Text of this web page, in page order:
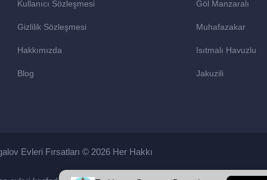
Kullanıcı Sözleşmesi
Gizlilik Sözleşmesi
Hakkımızda
Blog
Göl Manzaralı
Muhafazakar
Isıtmalı Havuzlu
Jakuzili
Evleri Fırsatları © 2026 Her Hakkı